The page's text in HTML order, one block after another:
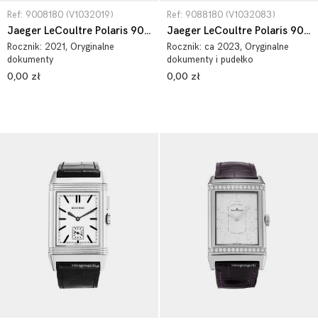
Ref: 9008180 (V1032019)
Jaeger LeCoultre Polaris 9008180
Rocznik: 2021, Oryginalne
dokumenty
0,00 zł
Ref: 9088180 (V1032083)
Jaeger LeCoultre Polaris 9088180
Rocznik: ca 2023, Oryginalne
dokumenty i pudełko
0,00 zł